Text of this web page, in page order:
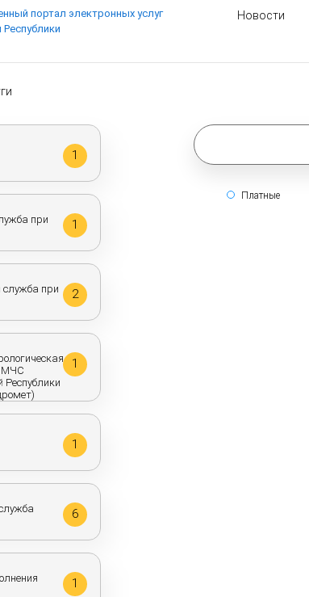
портал электронных услуг
Новости
1
при
1
служба при
2
МЧС
Республики
1
1
6
1
Платные